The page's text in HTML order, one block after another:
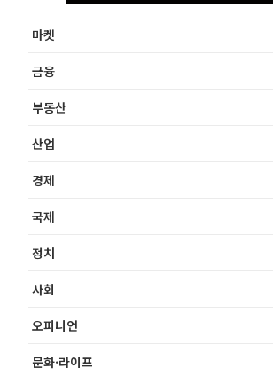
마켓
금융
부동산
산업
경제
국제
정치
사회
오피니언
문화·라이프